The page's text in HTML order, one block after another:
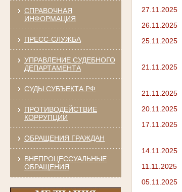
СПРАВОЧНАЯ
ИНФОРМАЦИЯ
ПРЕСС-СЛУЖБА
УПРАВЛЕНИЕ СУДЕБНОГО
ДЕПАРТАМЕНТА
СУДЫ СУБЪЕКТА РФ
ПРОТИВОДЕЙСТВИЕ
КОРРУПЦИИ
ОБРАЩЕНИЯ ГРАЖДАН
ВНЕПРОЦЕССУАЛЬНЫЕ
ОБРАЩЕНИЯ
27.11.2025
26.11.2025
25.11.2025
21.11.2025
21.11.2025
20.11.2025
17.11.2025
14.11.2025
11.11.2025
05.11.2025